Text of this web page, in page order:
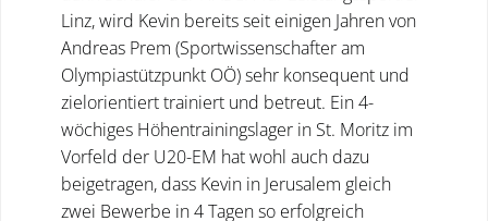
Linz, wird Kevin bereits seit einigen Jahren von
Andreas Prem (Sportwissenschafter am
Olympiastützpunkt OÖ) sehr konsequent und
zielorientiert trainiert und betreut. Ein 4-
wöchiges Höhentrainingslager in St. Moritz im
Vorfeld der U20-EM hat wohl auch dazu
beigetragen, dass Kevin in Jerusalem gleich
zwei Bewerbe in 4 Tagen so erfolgreich